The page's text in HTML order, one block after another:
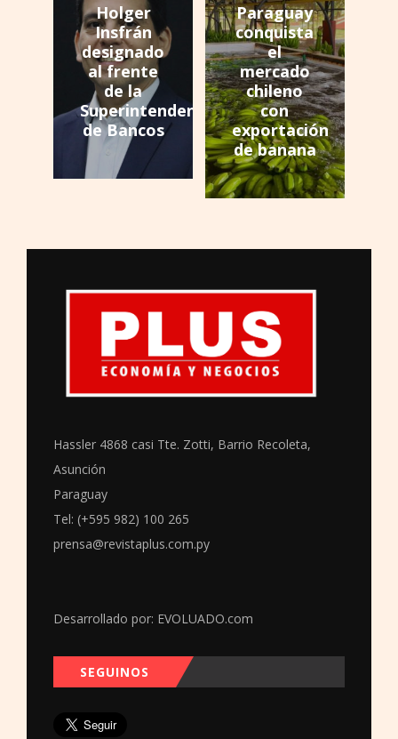
Holger
Insfrán
designado
al frente
de la
Superintendencia
de Bancos
Paraguay
conquista
el
mercado
chileno
con
exportación
de banana
Hassler 4868 casi Tte. Zotti, Barrio Recoleta,
Asunción
Paraguay
Tel: (+595 982) 100 265
prensa@revistaplus.com.py
Desarrollado por: EVOLUADO.com
SEGUINOS